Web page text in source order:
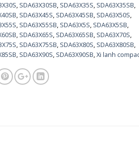
, SDA63X30SB, SDA63X35S, SDA63X35SB,
, SDA63X45S, SDA63X45SB, SDA63X50S,
, SDA63X55SB, SDA63X5S, SDA63X5SB,
, SDA63X65S, SDA63X65SB, SDA63X70S,
, SDA63X75SB, SDA63X80S, SDA63X80SB,
, SDA63X90S, SDA63X90SB,Xi lanh